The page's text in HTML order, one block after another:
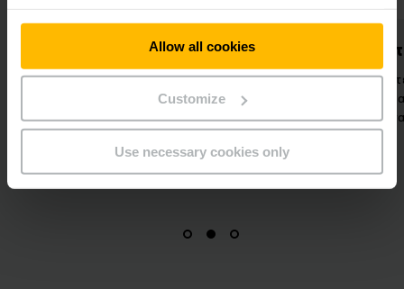
Allow all cookies
Customize
Use necessary cookies only
διαχείριση στόλου
σας υποστηρίζουν
της λύσης που
Κερδίζοντας οφέλη
Αξιοποιήστε αυξημένη
αποδοτικότητα, ασφάλεια και
παραγωγικότητα στην αποθήκη.